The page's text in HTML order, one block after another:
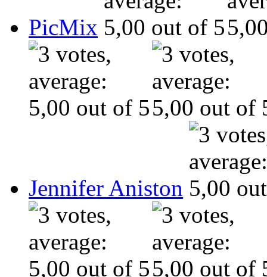
PicMix
Jennifer Aniston